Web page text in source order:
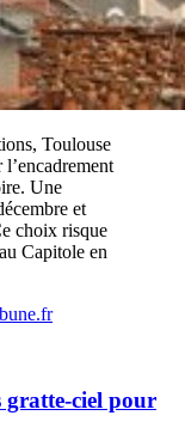
Toulouse
Une
et
choix risque
Capitole en
gratte-ciel pour